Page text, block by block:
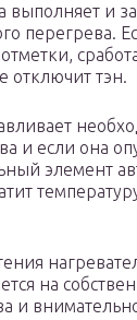
выполняет и
перегрева.
отключит тэн.
и если она
элемент
на
и